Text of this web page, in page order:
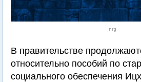
nrg
В правительстве
относительно пособий по
социального обеспечения